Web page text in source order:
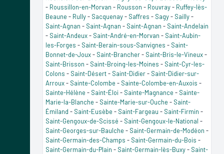
- Roussillon-en-Morvan - Rousson - Rouvray- Ruffey-lès-
Beaune - Rully- Sacquenay- Saffres - Sagy- Sailly-
Saint-Agnan - Saint-Agnan - Saint-Agnan - Saint-Andelain
- Saint-Andeux- Saint-André-en-Morvan - Saint-Aubin-
les-Forges - Saint-Berain-sous-Sanvignes - Saint-
Bonnet-de-Joux- Saint-Brancher- Saint-Bris-le-Vineux-
Saint-Brisson - Saint-Broing-les-Moines - Saint-Cyr-les-
Colons - Saint-Désert- Saint-Didier- Saint-Didier-sur-
Arroux- Sainte-Colombe - Sainte-Colombe-en-Auxois -
Sainte-Hélène - Saint-Éloi - Sainte-Magnance - Sainte-
Marie-la-Blanche - Sainte-Marie-sur-Ouche - Saint-
Émiland - Saint-Eusèbe - Saint-Fargeau - Saint-Firmin -
Saint-Gengoux-de-Scissé - Saint-Gengoux-le-National -
Saint-Georges-sur-Baulche - Saint-Germain-de-Modéon -
Saint-Germain-des-Champs - Saint-Germain-du-Bois -
Saint-Germain-du-Plain - Saint-Germain-lès-Buxy- Saint-